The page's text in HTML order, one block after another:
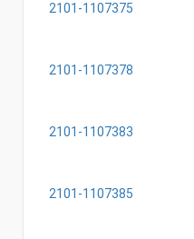
2101-1107375
2101-1107378
2101-1107383
2101-1107385